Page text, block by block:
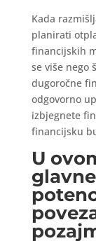
Kada
planirati
financijskih
se više nego
dugoročne
odgovorno
izbjegnete
financijsku
U